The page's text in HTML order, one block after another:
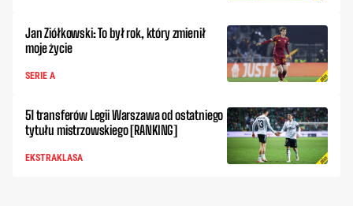
Jan Ziółkowski: To był rok, który zmienił
moje życie
SERIE A
51 transferów Legii Warszawa od ostatniego
tytułu mistrzowskiego [RANKING]
EKSTRAKLASA